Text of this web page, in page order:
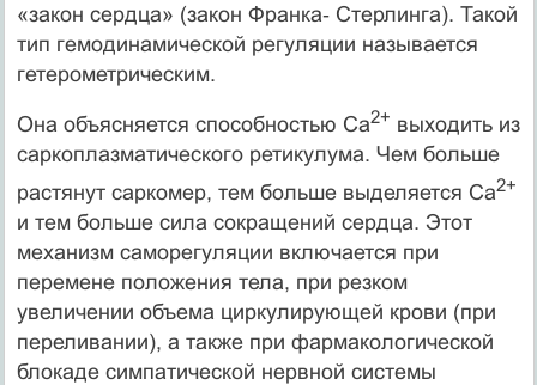
«закон сердца» (закон Франка‑ Стерлинга). Такой
тип гемодинамической регуляции называется
гетерометрическим.
Она объясняется способностью Са2+ выходить из
саркоплазматического ретикулума. Чем больше
растянут саркомер, тем больше выделяется Са2+
и тем больше сила сокращений сердца. Этот
механизм саморегуляции включается при
перемене положения тела, при резком
увеличении объема циркулирующей крови (при
переливании), а также при фармакологической
блокаде симпатической нервной системы